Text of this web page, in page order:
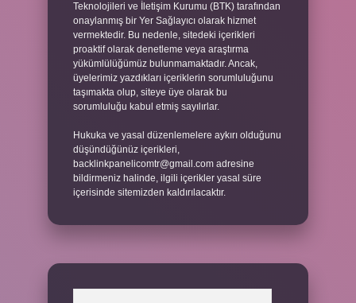
Teknolojileri ve İletişim Kurumu (BTK) tarafından
onaylanmış bir Yer Sağlayıcı olarak hizmet
vermektedir. Bu nedenle, sitedeki içerikleri
proaktif olarak denetleme veya araştırma
yükümlülüğümüz bulunmamaktadır. Ancak,
üyelerimiz yazdıkları içeriklerin sorumluluğunu
taşımakta olup, siteye üye olarak bu
sorumluluğu kabul etmiş sayılırlar.
Hukuka ve yasal düzenlemelere aykırı olduğunu
düşündüğünüz içerikleri,
backlinkpanelicomtr@gmail.com adresine
bildirmeniz halinde, ilgili içerikler yasal süre
içerisinde sitemizden kaldırılacaktır.